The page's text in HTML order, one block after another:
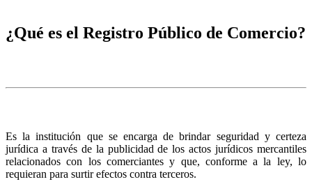
¿Qué es el Registro Público de Comercio?
Es la institución que se encarga de brindar seguridad y certeza
jurídica a través de la publicidad de los actos jurídicos mercantiles
relacionados con los comerciantes y que, conforme a la ley, lo
requieran para surtir efectos contra terceros.